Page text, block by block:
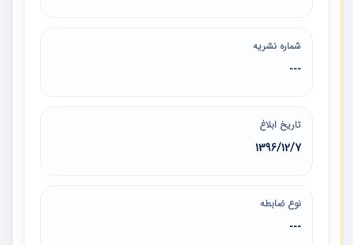
شماره نشریه
---
تاریخ ابلاغ
1396/12/7
نوع ضابطه
---